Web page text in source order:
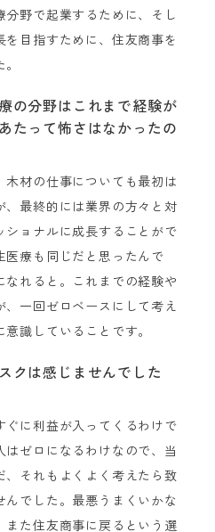
野で起業するために、そし
目指すために、住友商事を
分野はこれまで経験が
たって怖さはなかったの
木材の仕事についても最初は
最終的には業界の方々と対
ョナルに成長することがで
医療も同じだと思ったんで
れると。これまでの経験や
一回ゼロベースにして考え
識していることです。
は感じませんでした
ぐに利益が入ってくるわけで
ゼロになるわけなので、当
、それもよくよく考えたら致
でした。最悪うまくいかな
また住友商事に戻るという選